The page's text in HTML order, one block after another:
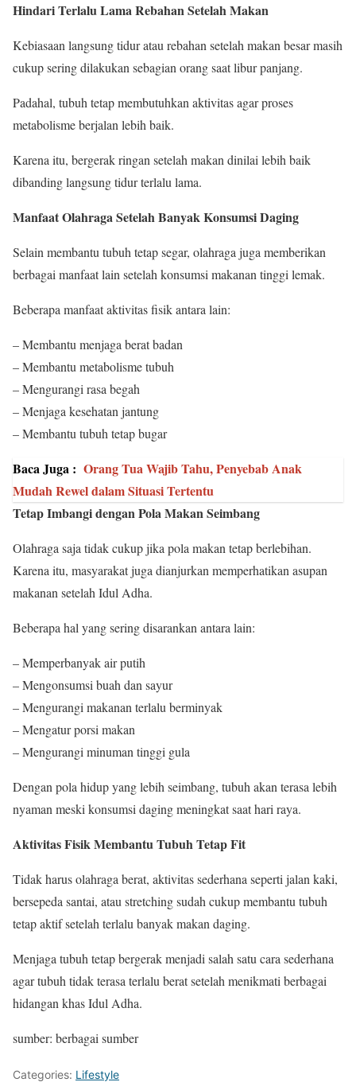
Hindari Terlalu Lama Rebahan Setelah Makan
Kebiasaan langsung tidur atau rebahan setelah makan besar masih
cukup sering dilakukan sebagian orang saat libur panjang.
Padahal, tubuh tetap membutuhkan aktivitas agar proses
metabolisme berjalan lebih baik.
Karena itu, bergerak ringan setelah makan dinilai lebih baik
dibanding langsung tidur terlalu lama.
Manfaat Olahraga Setelah Banyak Konsumsi Daging
Selain membantu tubuh tetap segar, olahraga juga memberikan
berbagai manfaat lain setelah konsumsi makanan tinggi lemak.
Beberapa manfaat aktivitas fisik antara lain:
– Membantu menjaga berat badan
– Membantu metabolisme tubuh
– Mengurangi rasa begah
– Menjaga kesehatan jantung
– Membantu tubuh tetap bugar
Baca Juga : Orang Tua Wajib Tahu, Penyebab Anak
Mudah Rewel dalam Situasi Tertentu
Tetap Imbangi dengan Pola Makan Seimbang
Olahraga saja tidak cukup jika pola makan tetap berlebihan.
Karena itu, masyarakat juga dianjurkan memperhatikan asupan
makanan setelah Idul Adha.
Beberapa hal yang sering disarankan antara lain:
– Memperbanyak air putih
– Mengonsumsi buah dan sayur
– Mengurangi makanan terlalu berminyak
– Mengatur porsi makan
– Mengurangi minuman tinggi gula
Dengan pola hidup yang lebih seimbang, tubuh akan terasa lebih
nyaman meski konsumsi daging meningkat saat hari raya.
Aktivitas Fisik Membantu Tubuh Tetap Fit
Tidak harus olahraga berat, aktivitas sederhana seperti jalan kaki,
bersepeda santai, atau stretching sudah cukup membantu tubuh
tetap aktif setelah terlalu banyak makan daging.
Menjaga tubuh tetap bergerak menjadi salah satu cara sederhana
agar tubuh tidak terasa terlalu berat setelah menikmati berbagai
hidangan khas Idul Adha.
sumber: berbagai sumber
Categories: Lifestyle